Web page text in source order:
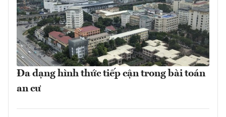
Đa dạng hình thức tiếp cận trong bài toán
an cư